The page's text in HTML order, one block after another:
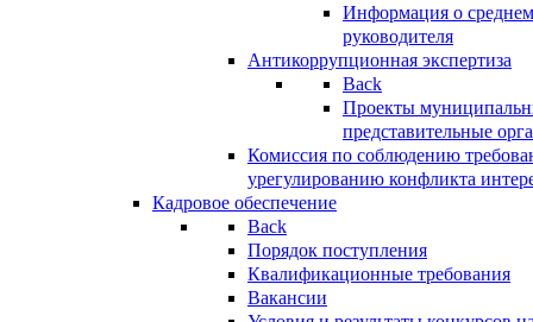
Информация о
руководителя
Антикоррупционная экспертиза
Back
Проекты
представительные
Комиссия по соблюдению
урегулированию конфликта
Кадровое обеспечение
Back
Порядок поступления
Квалификационные требования
Вакансии